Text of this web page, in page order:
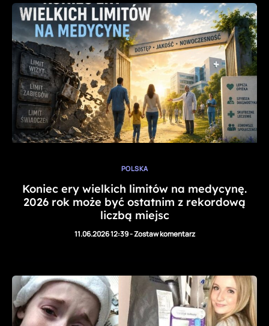
POLSKA
Koniec ery wielkich limitów na medycynę.
2026 rok może być ostatnim z rekordową
liczbą miejsc
11.06.2026 12:39-Zostaw komentarz